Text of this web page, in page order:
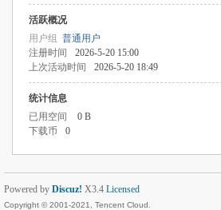
活跃概况
用户组 普通用户
注册时间
2026-5-20 15:00
上次活动时间
2026-5-20 18:49
统计信息
已用空间
0 B
下载币
0
Powered by Discuz! X3.4 Licensed
Copyright © 2001-2021, Tencent Cloud.